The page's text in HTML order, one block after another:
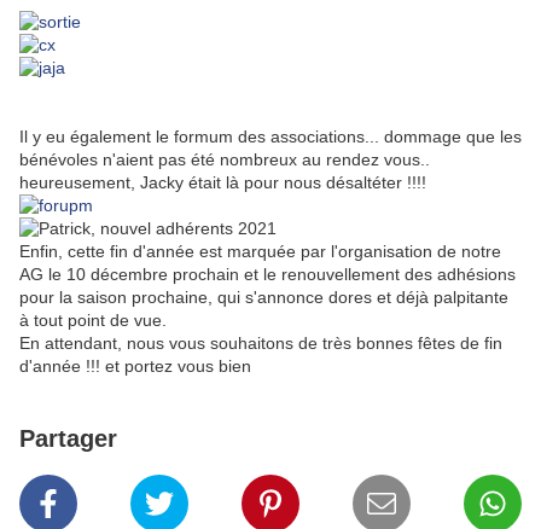
Il y eu également le formum des associations... dommage que les
bénévoles n'aient pas été nombreux au rendez vous..
heureusement, Jacky était là pour nous désaltéter !!!!
Enfin, cette fin d'année est marquée par l'organisation de notre
AG le 10 décembre prochain et le renouvellement des adhésions
pour la saison prochaine, qui s'annonce dores et déjà palpitante
à tout point de vue.
En attendant, nous vous souhaitons de très bonnes fêtes de fin
d'année !!! et portez vous bien
Partager